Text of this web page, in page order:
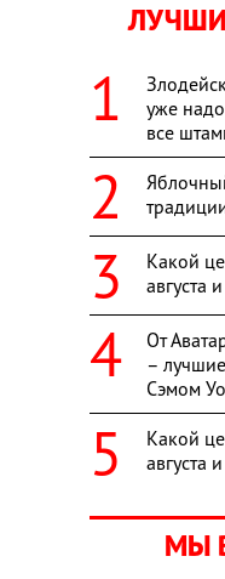
уже
все
Какой
августа
От
–
Сэмом
Какой
августа
МЫ